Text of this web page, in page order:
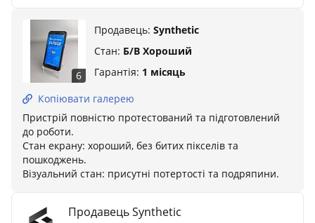
6
Продавець: Synthetic
Стан: Б/В Хороший
Гарантія: 1 місяць
Копіювати галерею
Пристрій повністю протестований та підготовлений
до роботи.
Стан екрану: хороший, без битих пікселів та
пошкоджень.
Візуальний стан: присутні потертості та подряпини.
Продавець Synthetic